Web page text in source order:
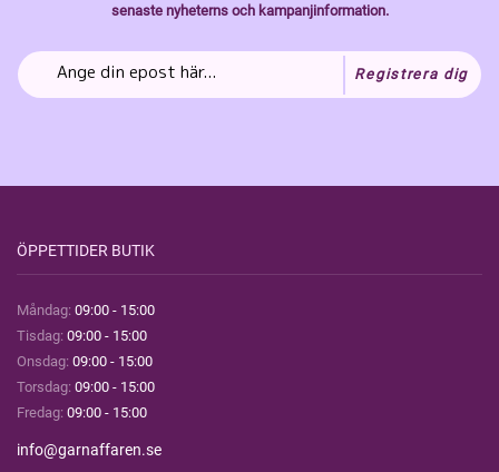
senaste nyheterns och kampanjinformation.
Registrera dig
ÖPPETTIDER BUTIK
Måndag: 09:00 - 15:00
Tisdag: 09:00 - 15:00
Onsdag: 09:00 - 15:00
Torsdag: 09:00 - 15:00
Fredag: 09:00 - 15:00
info@garnaffaren.se